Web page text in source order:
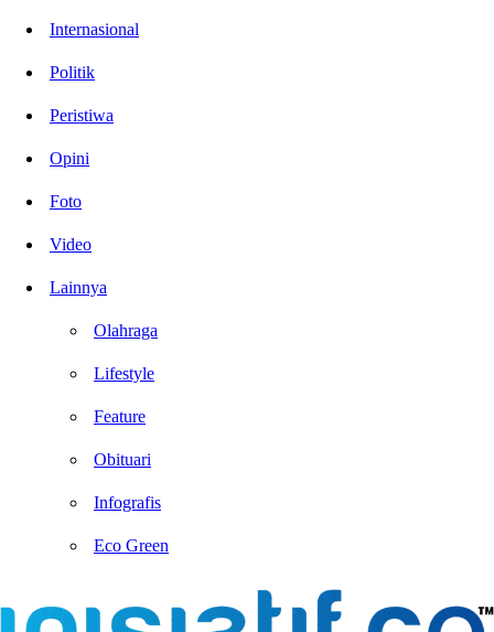
Internasional
Politik
Peristiwa
Opini
Foto
Video
Lainnya
Olahraga
Lifestyle
Feature
Obituari
Infografis
Eco Green